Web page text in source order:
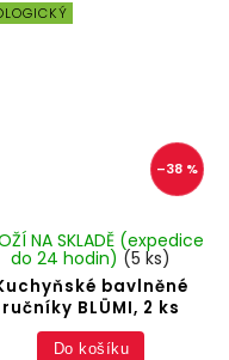
–38 %
bavlněné
ručníky BLÜMI, 2 ks
NA SKLADĚ (expedice
do 24 hodin) (5 ks)
Do košíku